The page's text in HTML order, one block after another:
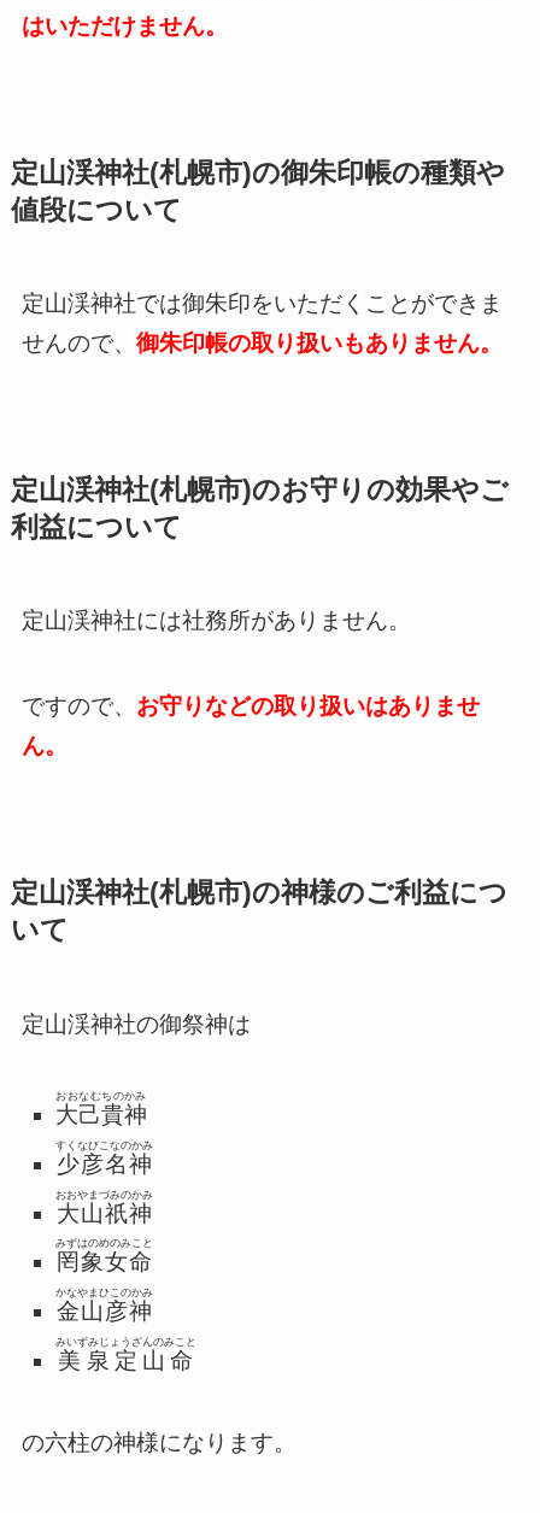
はいただけません。
定山渓神社(札幌市)の御朱印帳の種類や
値段について
定山渓神社では御朱印をいただくことができま
せんので、 御朱印帳の取り扱いもありません。
定山渓神社(札幌市)のお守りの効果やご
利益について
定山渓神社には社務所がありません。
ですので、 お守りなどの取り扱いはありませ
ん。
定山渓神社(札幌市)の神様のご利益につ
いて
定山渓神社の御祭神は
大己貴神
おおなむちのかみ
少彦名神
すくなびこなのかみ
大山祇神
おおやまづみのかみ
罔象女命
みずはのめのみこと
金山彦神
かなやまひこのかみ
美泉定山命
みいずみじょうざんのみこと
の六柱の神様になります。